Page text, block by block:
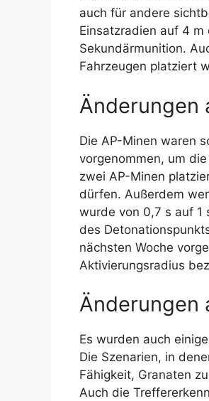
auch für andere
Einsatzradien auf 4
Sekundärmunition.
Fahrzeugen platziert
Änderungen
Die AP-Minen waren
vorgenommen, um
zwei AP-Minen
dürfen. Außerdem
wurde von 0,7 s auf 1
des
nächsten Woche
Aktivierungsradius
Änderungen
Es wurden auch
Die Szenarien, in
Fähigkeit, Granaten
Auch die